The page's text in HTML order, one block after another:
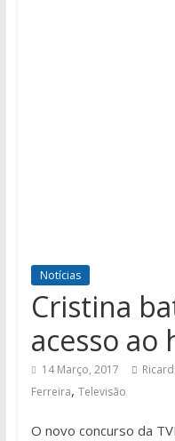
Notícias
Cristina
acesso
14 Março, 2017
Ferreira, Televisão
O novo concurso da